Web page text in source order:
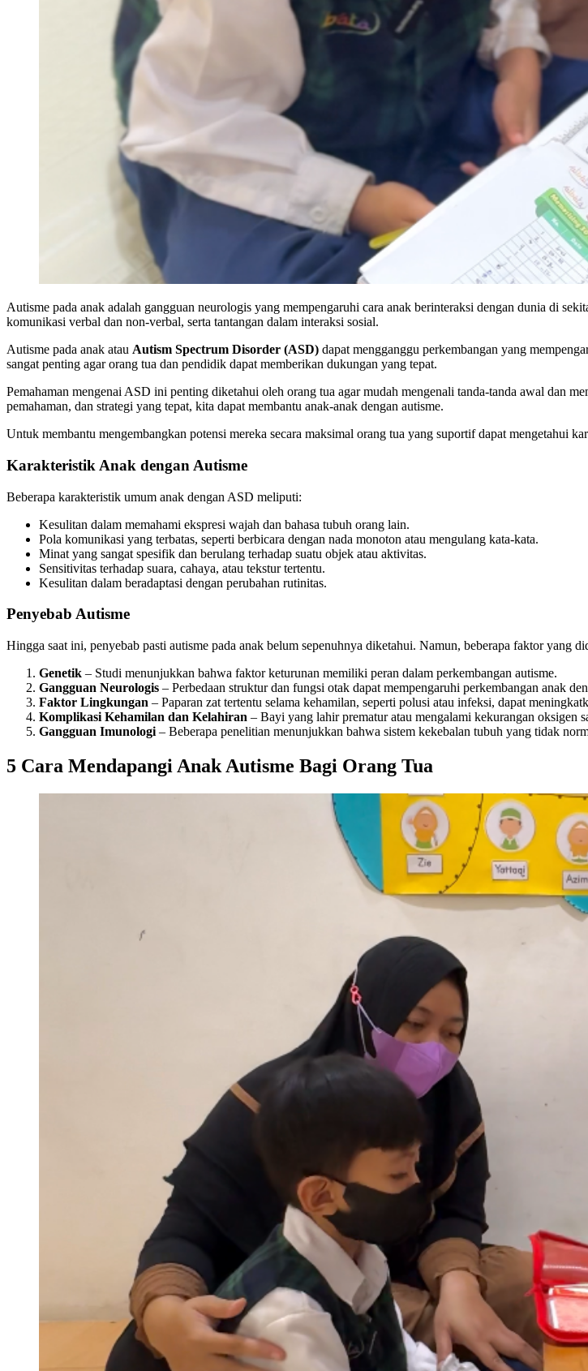
Autisme pada anak adalah gangguan neurologis yang mempengaruhi cara anak berinteraksi dengan dunia di
komunikasi verbal dan non-verbal, serta tantangan dalam interaksi sosial.
Autisme pada anak atau Autism Spectrum Disorder (ASD) dapat mengganggu perkembangan yang
sangat penting agar orang tua dan pendidik dapat memberikan dukungan yang tepat.
Pemahaman mengenai ASD ini penting diketahui oleh orang tua agar mudah mengenali tanda-tanda awal dan
pemahaman, dan strategi yang tepat, kita dapat membantu anak-anak dengan autisme.
Untuk membantu mengembangkan potensi mereka secara maksimal orang tua yang suportif dapat mengetahui
Karakteristik Anak dengan Autisme
Beberapa karakteristik umum anak dengan ASD meliputi:
Kesulitan dalam memahami ekspresi wajah dan bahasa tubuh orang lain.
Pola komunikasi yang terbatas, seperti berbicara dengan nada monoton atau mengulang kata-kata.
Minat yang sangat spesifik dan berulang terhadap suatu objek atau aktivitas.
Sensitivitas terhadap suara, cahaya, atau tekstur tertentu.
Kesulitan dalam beradaptasi dengan perubahan rutinitas.
Penyebab Autisme
Hingga saat ini, penyebab pasti autisme pada anak belum sepenuhnya diketahui. Namun, beberapa faktor yang
Genetik – Studi menunjukkan bahwa faktor keturunan memiliki peran dalam perkembangan autisme.
Gangguan Neurologis – Perbedaan struktur dan fungsi otak dapat mempengaruhi perkembangan anak
Faktor Lingkungan – Paparan zat tertentu selama kehamilan, seperti polusi atau infeksi, dapat
Komplikasi Kehamilan dan Kelahiran – Bayi yang lahir prematur atau mengalami kekurangan oksigen
Gangguan Imunologi – Beberapa penelitian menunjukkan bahwa sistem kekebalan tubuh yang tidak
5 Cara Mendapangi Anak Autisme Bagi Orang Tua